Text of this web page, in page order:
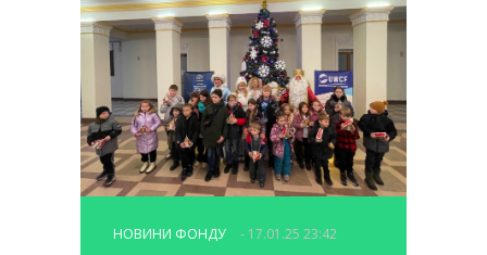
НОВИНИ ФОНДУ - 17.01.25 23:42